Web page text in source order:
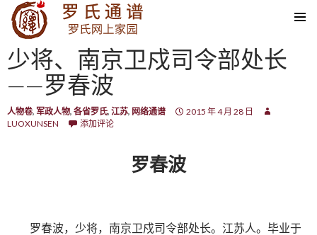
SKIP TO CONTENT
少将、南京卫戍司令部处长
——罗春波
人物卷, 军政人物, 各省罗氏, 江苏, 网络通谱
2015 年 4 月 28 日
LUOXUNSEN
添加评论
罗春波
罗春波，少将，南京卫戍司令部处长。江苏人。毕业于